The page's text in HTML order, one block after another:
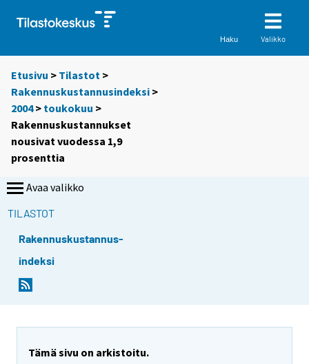
Haku Valikko
Etusivu > Tilastot >
Rakennuskustannusindeksi >
2004> toukokuu >
Rakennuskustannukset
nousivat vuodessa 1,9
prosenttia
Avaa valikko
TILASTOT
Rakennuskustannus-
indeksi
Tämä sivu on arkistoitu.